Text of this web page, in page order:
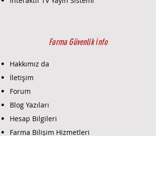
Farma Güvenlik İnfo
Hakkımız da
İletişim
Forum
Blog Yazıları
Hesap Bilgileri
Farma Bilişim Hizmetleri